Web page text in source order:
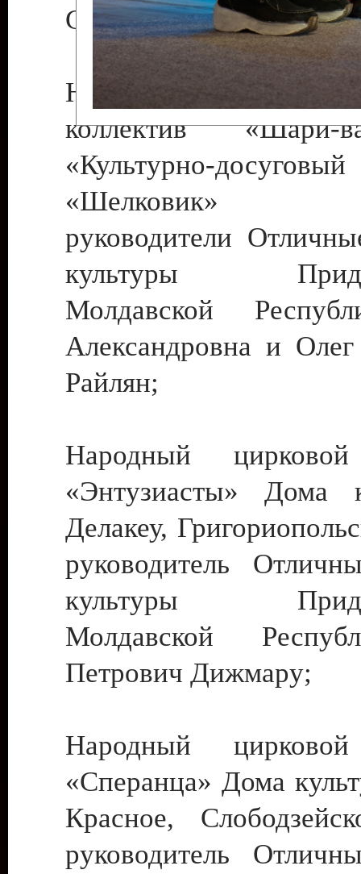
Светлана Георгиевна
Народный цирковой
коллектив
«Культурно-
«Шелковик»
руководители
культуры
Молдавской
Александровна и
Райлян;
Народный цирковой
«Энтузиасты» Дома
Делакеу,
руководитель
культуры
Молдавской
Петрович Дижмару;
Народный цирковой
«Сперанца» Дома
Красное,
руководитель